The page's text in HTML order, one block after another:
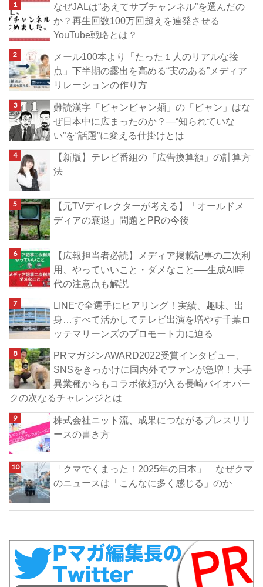
なぜJALは“あえてサブチャンネル”を選んだの
か？再生回数100万回超えを連発させる
YouTube戦略とは？
メール100本より「たった１人のリアルな接
点」下半期の露出を高める“実のある”メディア
リレーションの作り方
難読漢字「ビャンビャン麺」の「ビャン」はな
ぜ日本中に広まったのか？―“知られていな
い”を“話題”に変える仕掛けとは
【新版】テレビ番組の「広告換算額」の計算方
法
【元TVディレクターが考える】「オールドメ
ディアの衰退」問題とPRの今後
【広報担当者必読】メディア掲載記事の二次利
用、やっていいこと・ダメなこと──生成AI時
代の注意点も解説
LINEで全選手にヒアリング！実績、趣味、出
身…すべて活かしてテレビ出演を増やす千葉ロ
ッテマリーンズのプロモート力に迫る
PRマガジンAWARD2022受賞インタビュー、
SNSをきっかけに国内外でファンが急増！大手
異業種からもコラボ依頼が入る長崎バイオパー
クの次なるチャレンジとは
株式会社ニット流、成果につながるプレスリリ
ースの書き方
「クマでくまった！2025年の日本」 なぜクマ
のニュースは「こんなに多く感じる」のか